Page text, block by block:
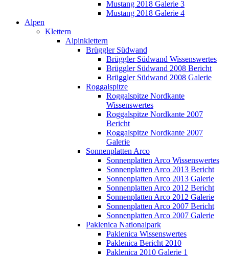
Mustang 2018 Galerie 3
Mustang 2018 Galerie 4
Alpen
Klettern
Alpinklettern
Brüggler Südwand
Brüggler Südwand Wissenswertes
Brüggler Südwand 2008 Bericht
Brüggler Südwand 2008 Galerie
Roggalspitze
Roggalspitze Nordkante
Wissenswertes
Roggalspitze Nordkante 2007
Bericht
Roggalspitze Nordkante 2007
Galerie
Sonnenplatten Arco
Sonnenplatten Arco Wissenswertes
Sonnenplatten Arco 2013 Bericht
Sonnenplatten Arco 2013 Galerie
Sonnenplatten Arco 2012 Bericht
Sonnenplatten Arco 2012 Galerie
Sonnenplatten Arco 2007 Bericht
Sonnenplatten Arco 2007 Galerie
Paklenica Nationalpark
Paklenica Wissenswertes
Paklenica Bericht 2010
Paklenica 2010 Galerie 1